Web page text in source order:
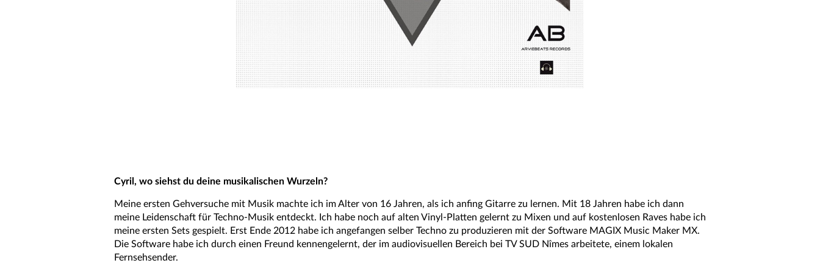
Cyril, wo siehst du deine musikalischen Wurzeln?
Meine ersten Gehversuche mit Musik machte ich im Alter von 16 Jahren, als ich anfing Gitarre zu lernen. Mit 18 Jahren habe ich dann
meine Leidenschaft für Techno-Musik entdeckt. Ich habe noch auf alten Vinyl-Platten gelernt zu Mixen und auf kostenlosen Raves habe ich
meine ersten Sets gespielt. Erst Ende 2012 habe ich angefangen selber Techno zu produzieren mit der Software MAGIX Music Maker MX.
Die Software habe ich durch einen Freund kennengelernt, der im audiovisuellen Bereich bei TV SUD Nîmes arbeitete, einem lokalen
Fernsehsender.